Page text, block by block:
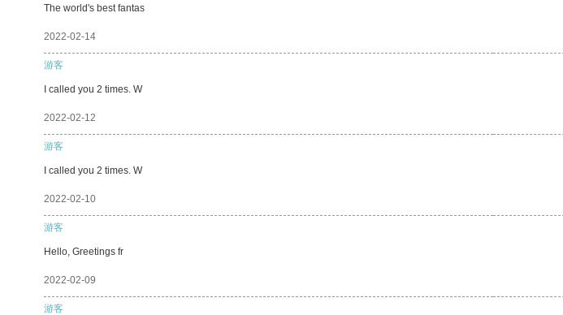
The world's best fantas
2022-02-14
游客
I called you 2 times. W
2022-02-12
游客
I called you 2 times. W
2022-02-10
游客
Hello, Greetings fr
2022-02-09
游客